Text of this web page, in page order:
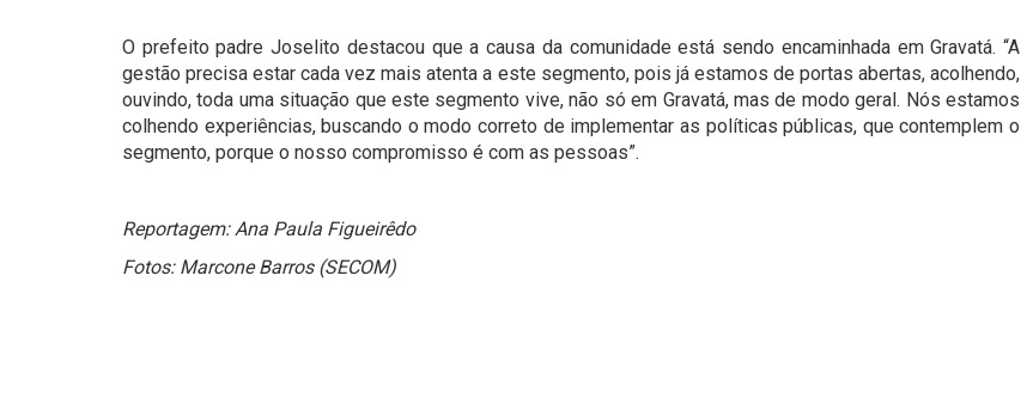
O prefeito padre Joselito destacou que a causa da comunidade está sendo encaminhada em Gravatá. “A
gestão precisa estar cada vez mais atenta a este segmento, pois já estamos de portas abertas, acolhendo,
ouvindo, toda uma situação que este segmento vive, não só em Gravatá, mas de modo geral. Nós estamos
colhendo experiências, buscando o modo correto de implementar as políticas públicas, que contemplem o
segmento, porque o nosso compromisso é com as pessoas”.
Reportagem: Ana Paula Figueirêdo
Fotos: Marcone Barros (SECOM)